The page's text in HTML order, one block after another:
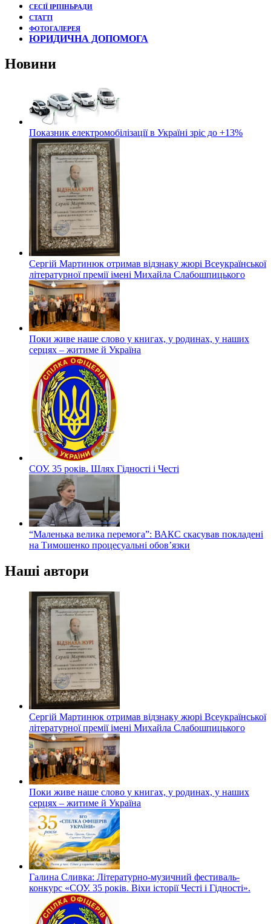
СЕСІЇ ІРПІНЬРАДИ
СТАТТІ
ФОТОГАЛЕРЕЯ
ЮРИДИЧНА ДОПОМОГА
Новини
Показник електромобілізації в Україні зріс до +13%
Сергій Мартинюк отримав відзнаку жюрі Всеукраїнської
літературної премії імені Михайла Слабошпицького
Поки живе наше слово у книгах, у родинах, у наших
серцях – житиме й Україна
СОУ. 35 років. Шлях Гідності і Честі
“Маленька велика перемога”: ВАКС скасував покладені
на Тимошенко процесуальні обов’язки
Наші автори
Сергій Мартинюк отримав відзнаку жюрі Всеукраїнської
літературної премії імені Михайла Слабошпицького
Поки живе наше слово у книгах, у родинах, у наших
серцях – житиме й Україна
Галина Сливка: Літературно-музичний фестиваль-
конкурс «СОУ. 35 років. Віхи історії Честі і Гідності».